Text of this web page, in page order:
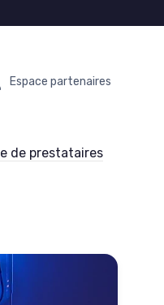
Espace partenaires
de prestataires